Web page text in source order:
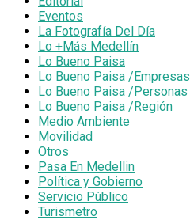
Eventos
La Fotografía Del Día
Lo +Más Medellín
Lo Bueno Paisa
Lo Bueno Paisa /Empresas
Lo Bueno Paisa /Personas
Lo Bueno Paisa /Región
Medio Ambiente
Movilidad
Otros
Pasa En Medellin
Política y Gobierno
Servicio Público
Turismetro